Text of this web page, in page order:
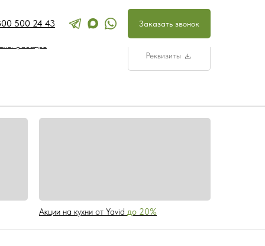
500 24 43 Заказать звонок
Перезвоните мн
фасадов
и наполнение кухонь
Реквизиты
ОГРН 3329100124
Акции на кухни от Yavid до 20%